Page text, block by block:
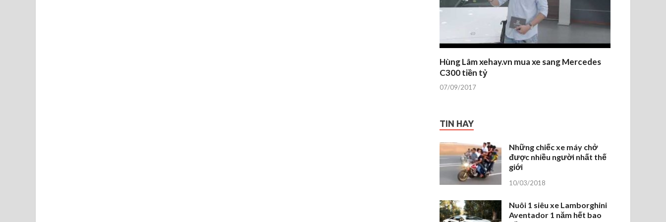
Hùng Lâm xehay.vn mua xe sang Mercedes
C300 tiền tỷ
07/09/2017
TIN HAY
Những chiếc xe máy chở
được nhiều người nhất thế
giới
10/03/2018
Nuôi 1 siêu xe Lamborghini
Aventador 1 năm hết bao